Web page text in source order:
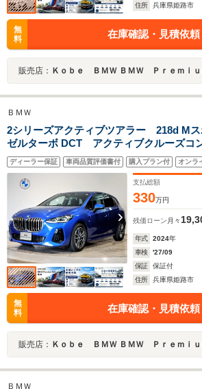
住所
兵庫県姫路市
無
料
在庫確認・見積依頼
販売店： Ｋｏｂｅ ＢＭＷ ＢＭＷ Ｐｒｅｍｉｕｍ Ｓｅｌ
ＢＭＷ
2シリーズアクティブツアラー 218d M
ゼルターボ DCT アクティブクルーズコ
ンオーナー アルカンターラヴェガンザ
インテリジェントセーフティ ワイヤレ
ヒーター アンビエントライト パドル
ディーラー保証 車両品質評価書付 購入プラン付 オンラ
支払総額
330万円
残価ローン 月々
年式 2024年
車検
'27/09
保証
保証付
住所
兵庫県姫路市
無
料
在庫確認・見積依頼
販売店： Ｋｏｂｅ ＢＭＷ ＢＭＷ Ｐｒｅｍｉｕｍ Ｓｅ
ＢＭＷ